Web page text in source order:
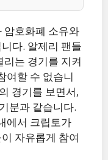
암호화폐 소유와
다. 알제리 팬들
는 경기를 지켜
여할 수 없습니
경기를 보면서,
분과 같습니다.
에서 크립토가
자유롭게 참여